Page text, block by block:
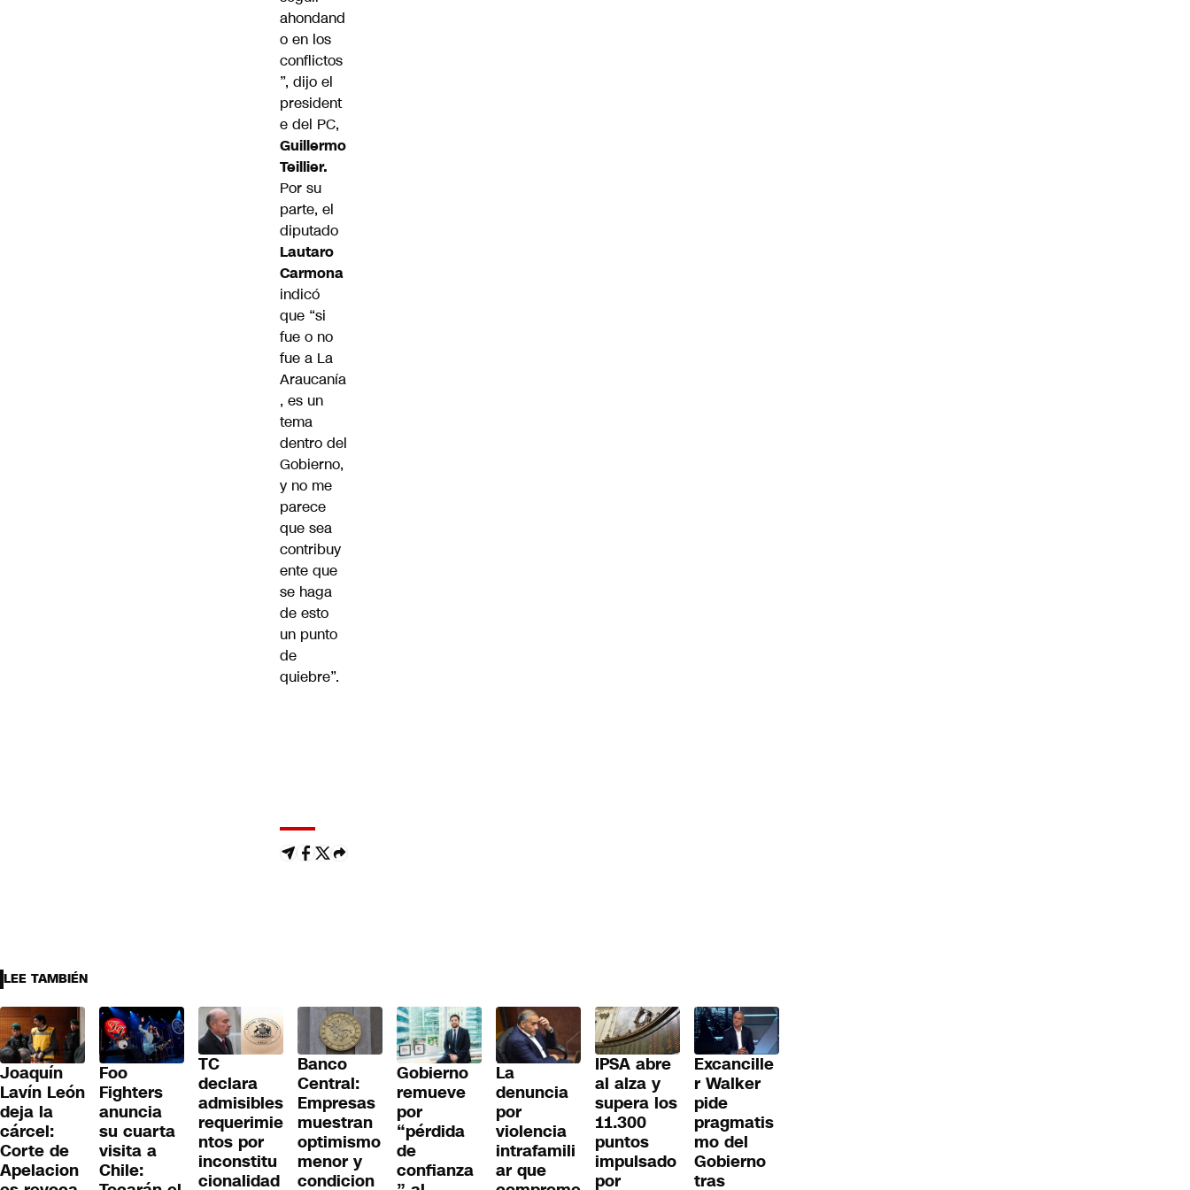
ahondand
o en los
conflictos
”, dijo el
president
e del PC,
Guillermo
Teillier.
Por su
parte, el
diputado
Lautaro
Carmona
indicó
que “si
fue o no
fue a La
Araucanía
, es un
tema
dentro del
Gobierno,
y no me
parece
que sea
contribuy
ente que
se haga
de esto
un punto
de
quiebre”.
LEE TAMBIÉN
Joaquín
Lavín León
deja la
cárcel:
Corte de
Apelacion
Foo
Fighters
anuncia
su cuarta
visita a
Chile:
TC
declara
admisibles
requerimie
ntos por
inconstitu
cionalidad
Banco
Central:
Empresas
muestran
optimismo
menor y
condicion
Gobierno
remueve
por
“pérdida
de
confianza
La
denuncia
por
violencia
intrafamili
ar que
IPSA abre
al alza y
supera los
11.300
puntos
impulsado
por
Excancille
r Walker
pide
pragmatis
mo del
Gobierno
tras